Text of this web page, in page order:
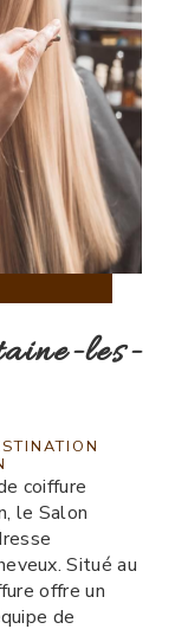
les-
coiffure
le Salon
Situé au
offre un
de